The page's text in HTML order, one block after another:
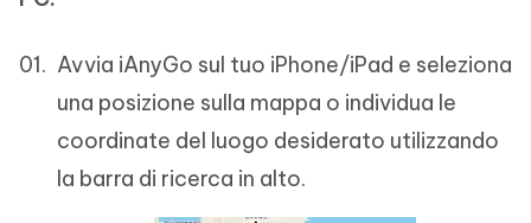
Avvia iAnyGo sul tuo iPhone/iPad e seleziona
una posizione sulla mappa o individua le
coordinate del luogo desiderato utilizzando
la barra di ricerca in alto.